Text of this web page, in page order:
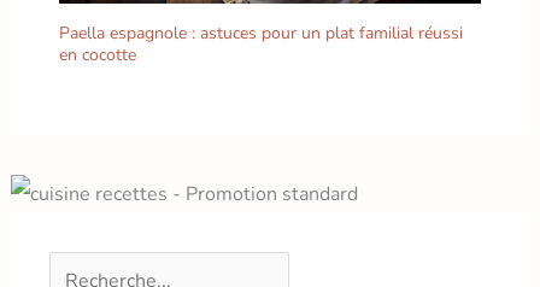
Paella espagnole : astuces pour un plat familial réussi
en cocotte